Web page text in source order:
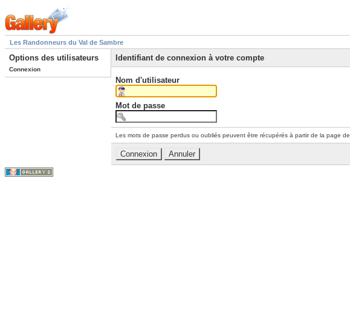
Les Randonneurs du Val de Sambre
Options des utilisateurs
Connexion
Identifiant de connexion à votre compte
Nom d'utilisateur
Mot de passe
Les mots de passe perdus ou oubliés peuvent être récupérés à partir de la page de